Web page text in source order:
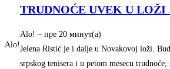
Alo!
TRUDNOĆE UVEK U LOŽI
Alo! – ‎пре 20 минут(а)‎
Jelena Ristić je i dalje u Novakovoj loži.
srpskog tenisera i u petom mesecu